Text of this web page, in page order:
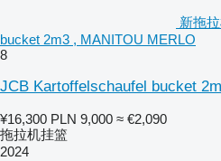
新拖
bucket 2m3 , MANITOU MERLO
8
JCB Kartoffelschaufel bucket
¥16,300 PLN 9,000 ≈ €2,090
拖拉机挂篮
2024